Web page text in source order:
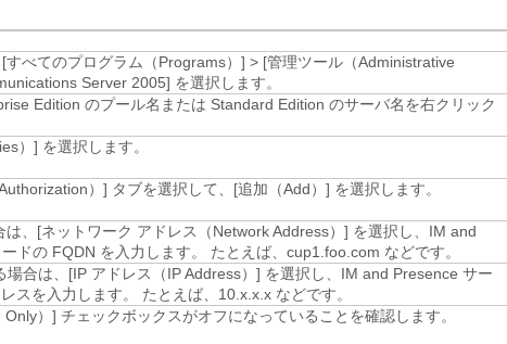
[すべてのプログラム（Programs）] > [管理ツール（Administrative
Server 2005] を選択します。
Edition のプール名または Standard Edition のサーバ名を右クリック
）] を選択します。
）] タブを選択して、[追加（Add）] を選択します。
は、[ネットワーク アドレス（Network Address）] を選択し、 IM and
ードの FQDN を入力します。 たとえば、cup1.foo.com などです。
場合は、[IP アドレス（IP Address）] を選択し、 IM and Presence サー
スを入力します。 たとえば、10.x.x.x などです。
Only）] チェックボックスがオフになっていることを確認します。